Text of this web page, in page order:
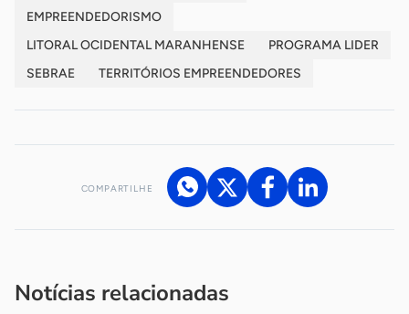
EMPREENDEDORISMO
LITORAL OCIDENTAL MARANHENSE
PROGRAMA LIDER
SEBRAE
TERRITÓRIOS EMPREENDEDORES
COMPARTILHE
Notícias relacionadas